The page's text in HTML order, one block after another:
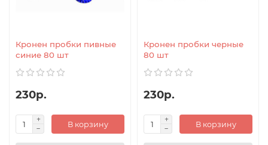
Кронен пробки пивные
синие 80 шт
230р.
В корзину
Кронен пробки черные
80 шт
230р.
В корзину